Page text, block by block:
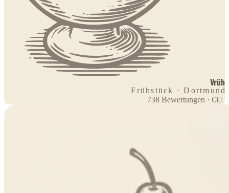
Vrüh
Frühstück · Dortmund
738 Bewertungen ·€€€